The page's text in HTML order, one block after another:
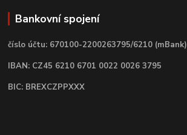
Bankovní spojení
číslo účtu: 670100-2200263795/6210 (mBank)
IBAN: CZ45 6210 6701 0022 0026 3795
BIC: BREXCZPPXXX